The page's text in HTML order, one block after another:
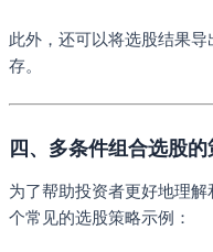
此外，还可以将选股结果
存。
四、多条件组合选股
为了帮助投资者更好地理
个常见的选股策略示例：